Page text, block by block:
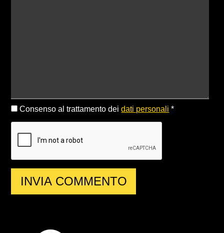
Consenso al trattamento deidati personali *